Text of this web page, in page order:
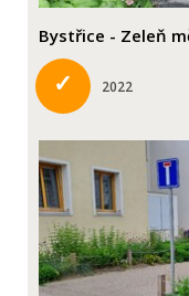
Bystřice - Zeleň
✓ 2022